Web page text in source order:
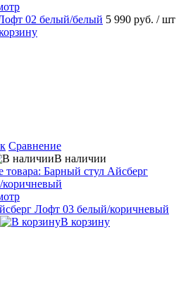
02 белый/белый 5 990 руб. / шт
Сравнение
В наличии
Лофт 03 белый/коричневый
В корзину